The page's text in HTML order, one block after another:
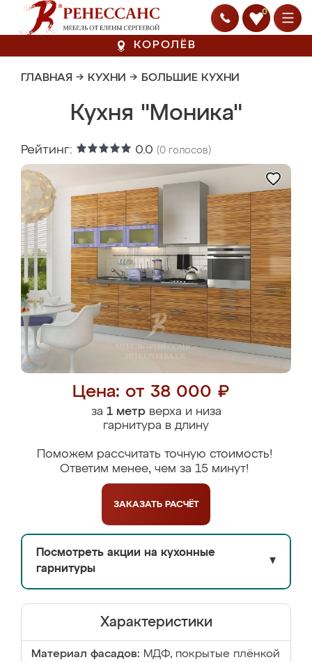
0
КОРОЛЁВ
ГЛАВНАЯ → КУХНИ → БОЛЬШИЕ КУХНИ
Кухня "Моника"
Рейтинг: 0.0 (0 голосов)
Цена: от 38 000 ₽
за 1 метрверха и низа
гарнитура в длину
Поможем рассчитать точную стоимость!
Ответим менее, чем за 15 минут!
ЗАКАЗАТЬ РАСЧЁТ
Посмотреть акции на кухонные
гарнитуры
▼
Характеристики
Материал фасадов: МДФ, покрытые плёнкой